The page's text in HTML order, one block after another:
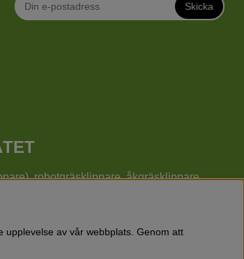
Skicka
robotgräsklippare,åkgräsklippare,
häcksaxar, jordfräsar, lövblåsar,
upplevelse av vår webbplats. Genom att